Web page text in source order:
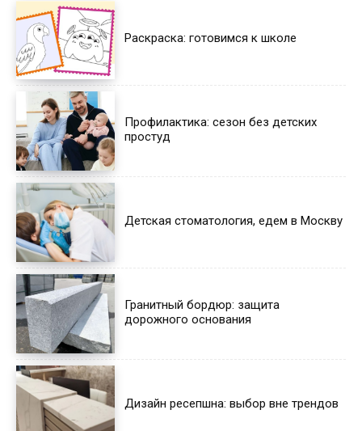
Раскраска: готовимся к школе
Профилактика: сезон без детских
простуд
Детская стоматология, едем в Москву
Гранитный бордюр: защита
дорожного основания
Дизайн ресепшна: выбор вне трендов